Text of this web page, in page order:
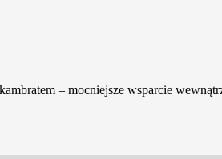
– mocniejsze wsparcie